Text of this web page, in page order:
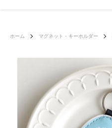
ホーム マグネット・キーホルダー